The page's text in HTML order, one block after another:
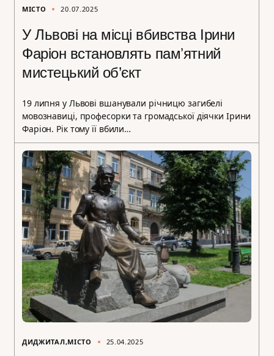
МІСТО 20.07.2025
У Львові на місці вбивства Ірини
Фаріон встановлять памʼятний
мистецький об’єкт
19 липня у Львові вшанували річницю загибелі
мовознавиці, професорки та громадської діячки Ірини
Фаріон. Рік тому її вбили…
ДИДЖИТАЛ МІСТО 25.04.2025